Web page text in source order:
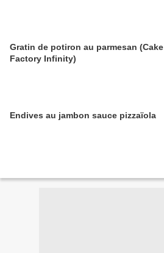
Gratin de potiron au parmesan (Cake
Factory Infinity)
Endives au jambon sauce pizzaïola